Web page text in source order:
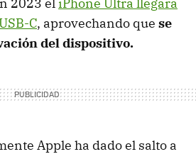
C, aprovechando que se
del dispositivo.
Apple ha dado el salto a